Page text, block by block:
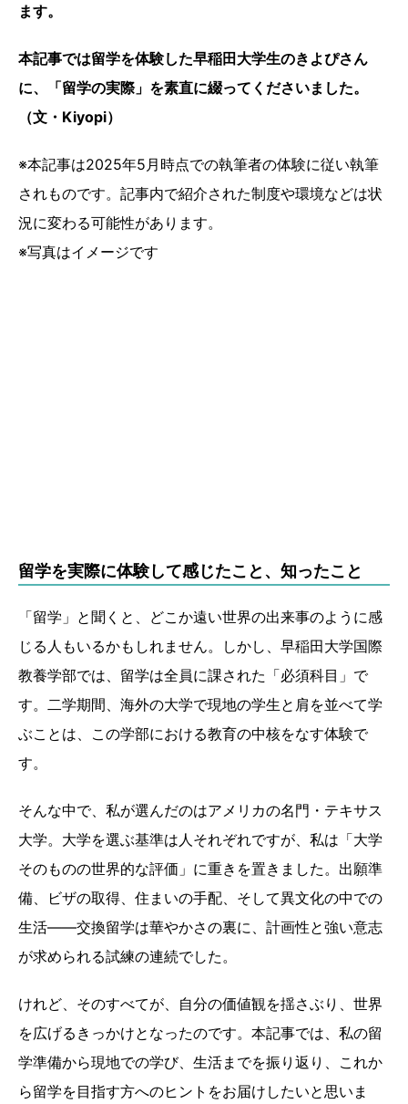
ます。
本記事では留学を体験した早稲田大学生のきよぴさん
に、「留学の実際」を素直に綴ってくださいました。
（文・Kiyopi）
※本記事は2025年5月時点での執筆者の体験に従い執筆
されものです。記事内で紹介された制度や環境などは状
況に変わる可能性があります。
※写真はイメージです
留学を実際に体験して感じたこと、知ったこと
「留学」と聞くと、どこか遠い世界の出来事のように感
じる人もいるかもしれません。しかし、早稲田大学国際
教養学部では、留学は全員に課された「必須科目」で
す。二学期間、海外の大学で現地の学生と肩を並べて学
ぶことは、この学部における教育の中核をなす体験で
す。
そんな中で、私が選んだのはアメリカの名門・テキサス
大学。大学を選ぶ基準は人それぞれですが、私は「大学
そのものの世界的な評価」に重きを置きました。出願準
備、ビザの取得、住まいの手配、そして異文化の中での
生活——交換留学は華やかさの裏に、計画性と強い意志
が求められる試練の連続でした。
けれど、そのすべてが、自分の価値観を揺さぶり、世界
を広げるきっかけとなったのです。本記事では、私の留
学準備から現地での学び、生活までを振り返り、これか
ら留学を目指す方へのヒントをお届けしたいと思いま